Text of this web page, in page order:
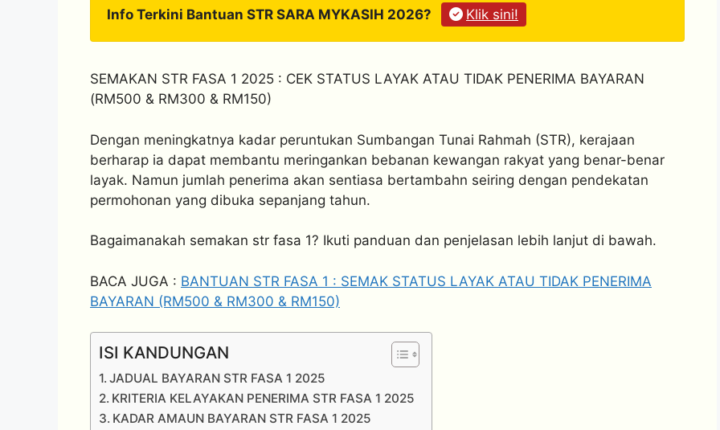
Info Terkini Bantuan STR SARA MYKASIH 2026? Klik sini!
SEMAKAN STR FASA 1 2025 : CEK STATUS LAYAK ATAU TIDAK PENERIMA BAYARAN
(RM500 & RM300 & RM150)
Dengan meningkatnya kadar peruntukan Sumbangan Tunai Rahmah (STR), kerajaan
berharap ia dapat membantu meringankan bebanan kewangan rakyat yang benar-benar
layak. Namun jumlah penerima akan sentiasa bertambahn seiring dengan pendekatan
permohonan yang dibuka sepanjang tahun.
Bagaimanakah semakan str fasa 1? Ikuti panduan dan penjelasan lebih lanjut di bawah.
BACA JUGA : BANTUAN STR FASA 1 : SEMAK STATUS LAYAK ATAU TIDAK PENERIMA
BAYARAN (RM500 & RM300 & RM150)
ISI KANDUNGAN
JADUAL BAYARAN STR FASA 1 2025
KRITERIA KELAYAKAN PENERIMA STR FASA 1 2025
KADAR AMAUN BAYARAN STR FASA 1 2025